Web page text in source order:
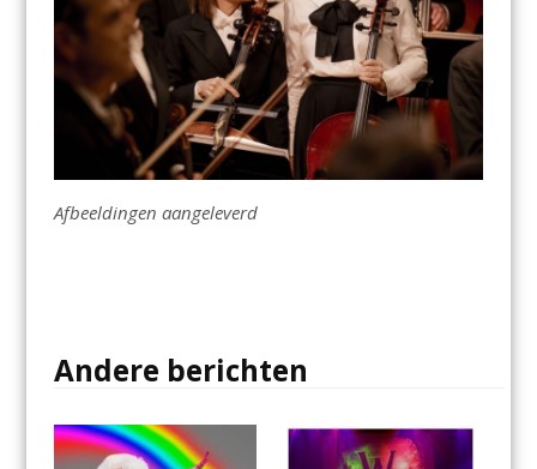
Afbeeldingen aangeleverd
Andere berichten